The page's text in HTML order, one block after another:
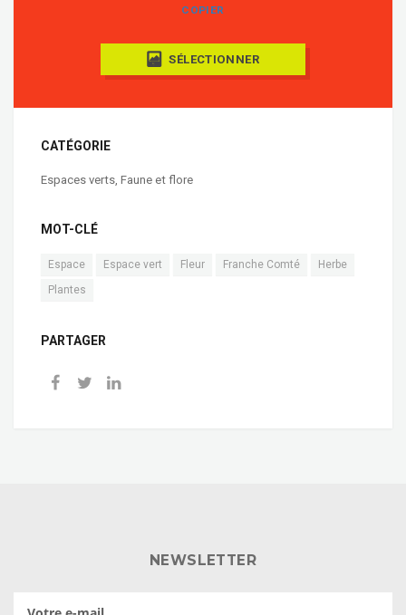
COPIER
SÉLECTIONNER
CATÉGORIE
Espaces verts, Faune et flore
MOT-CLÉ
Espace Espace vert Fleur Franche Comté
Herbe
Plantes
PARTAGER
NEWSLETTER